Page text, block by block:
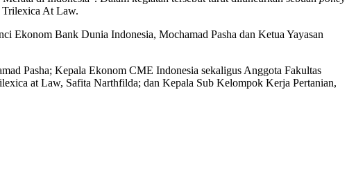
Trilexica At Law.
Ekonom Bank Dunia Indonesia, Mochamad Pasha dan Ketua Yayasan
Pasha; Kepala Ekonom CME Indonesia sekaligus Anggota Fakultas
at Law, Safita Narthfilda; dan Kepala Sub Kelompok Kerja Pertanian,